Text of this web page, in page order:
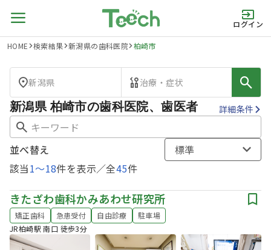
ログイン
HOME 検索結果 新潟県の歯科医院 柏崎市
新潟県 治療・症状
新潟県 柏崎市の歯科医院、歯医者 詳細条件
該当1〜18件を表示／全45件
並べ替え 標準
きたざわ歯科かみあわせ研究所
矯正歯科 急患受付 自由診療
駐車場
JR柏崎駅 南口 徒歩3分